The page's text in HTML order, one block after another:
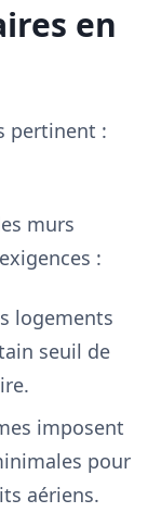
en
pertinent :
murs
:
logements
seuil de
imposent
pour
aériens.